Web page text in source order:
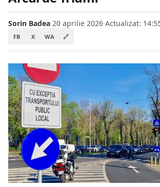
Sorin Badea·20 aprilie 2026·Actualizat:
FB X WA 🔗